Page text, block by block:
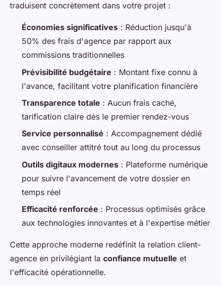
traduisent concrètement dans votre projet :
Économies significatives : Réduction jusqu'à
50% des frais d'agence par rapport aux
commissions traditionnelles
Prévisibilité budgétaire : Montant fixe connu à
l'avance, facilitant votre planification financière
Transparence totale : Aucun frais caché,
tarification claire dès le premier rendez-vous
Service personnalisé : Accompagnement dédié
avec conseiller attitré tout au long du processus
Outils digitaux modernes : Plateforme numérique
pour suivre l'avancement de votre dossier en
temps réel
Efficacité renforcée : Processus optimisés grâce
aux technologies innovantes et à l'expertise métier
Cette approche moderne redéfinit la relation client-
agence en privilégiant la confiance mutuelle et
l'efficacité opérationnelle.